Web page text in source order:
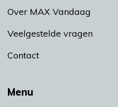
Menu
Over MAX Vandaag
Veelgestelde vragen
Contact